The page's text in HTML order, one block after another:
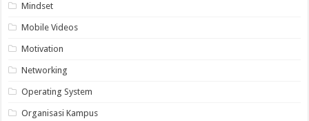
Mindset
Mobile Videos
Motivation
Networking
Operating System
Organisasi Kampus